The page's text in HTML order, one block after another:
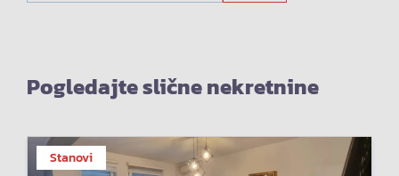
Pogledajte slične nekretnine
Stanovi